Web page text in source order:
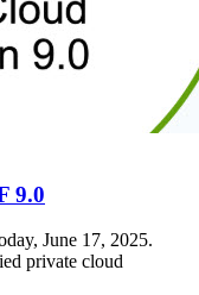
9.0
June 17, 2025.
private cloud